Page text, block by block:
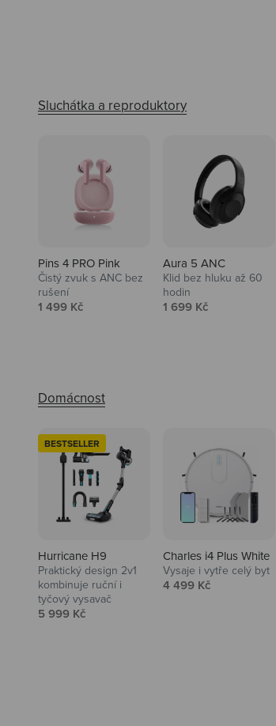
Pins 4 PRO Pink
Čistý zvuk s ANC bez
rušení
Prodejní cena
1 499 Kč
Aura 5 ANC
Klid bez hluku až 60
hodin
Prodejní cena
1 699 Kč
BESTSELLER
Hurricane H9
Praktický design 2v1
kombinuje ruční i
tyčový vysavač
Prodejní cena
5 999 Kč
Charles i4 Plus White
Vysaje i vytře celý byt
Prodejní cena
4 499 Kč
Audio
Niceboy sluchátka a repráky ti
padnou do noty.